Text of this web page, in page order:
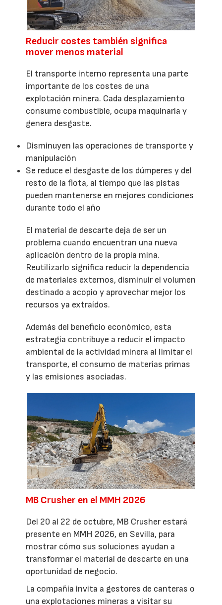
Reducir costes también significa
mover menos material
El transporte interno representa una parte
importante de los costes de una
explotación minera. Cada desplazamiento
consume combustible, ocupa maquinaria y
genera desgaste.
Disminuyen las operaciones de transporte y
manipulación
Se reduce el desgaste de los dúmperes y del
resto de la flota, al tiempo que las pistas
pueden mantenerse en mejores condiciones
durante todo el año
El material de descarte deja de ser un
problema cuando encuentran una nueva
aplicación dentro de la propia mina.
Reutilizarlo significa reducir la dependencia
de materiales externos, disminuir el volumen
destinado a acopio y aprovechar mejor los
recursos ya extraídos.
Además del beneficio económico, esta
estrategia contribuye a reducir el impacto
ambiental de la actividad minera al limitar el
transporte, el consumo de materias primas
y las emisiones asociadas.
MB Crusher en el MMH 2026
Del 20 al 22 de octubre, MB Crusher estará
presente en MMH 2026, en Sevilla, para
mostrar cómo sus soluciones ayudan a
transformar el material de descarte en una
oportunidad de negocio.
La compañía invita a gestores de canteras o
una explotaciones mineras a visitar su